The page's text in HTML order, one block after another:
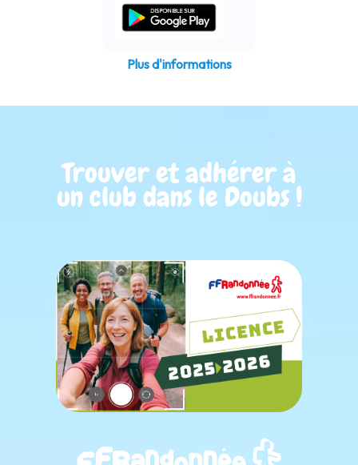
Plus d'informations
Trouver et adhérer à
un club dans le Doubs !